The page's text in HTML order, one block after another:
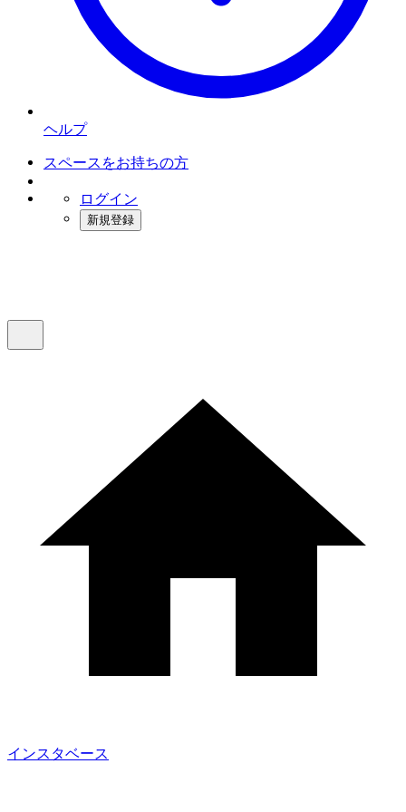
ヘルプ
スペースをお持ちの方
ログイン
新規登録
インスタベース